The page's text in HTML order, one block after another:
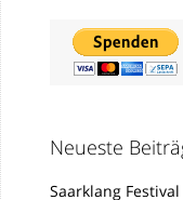
Neueste
Saarklang